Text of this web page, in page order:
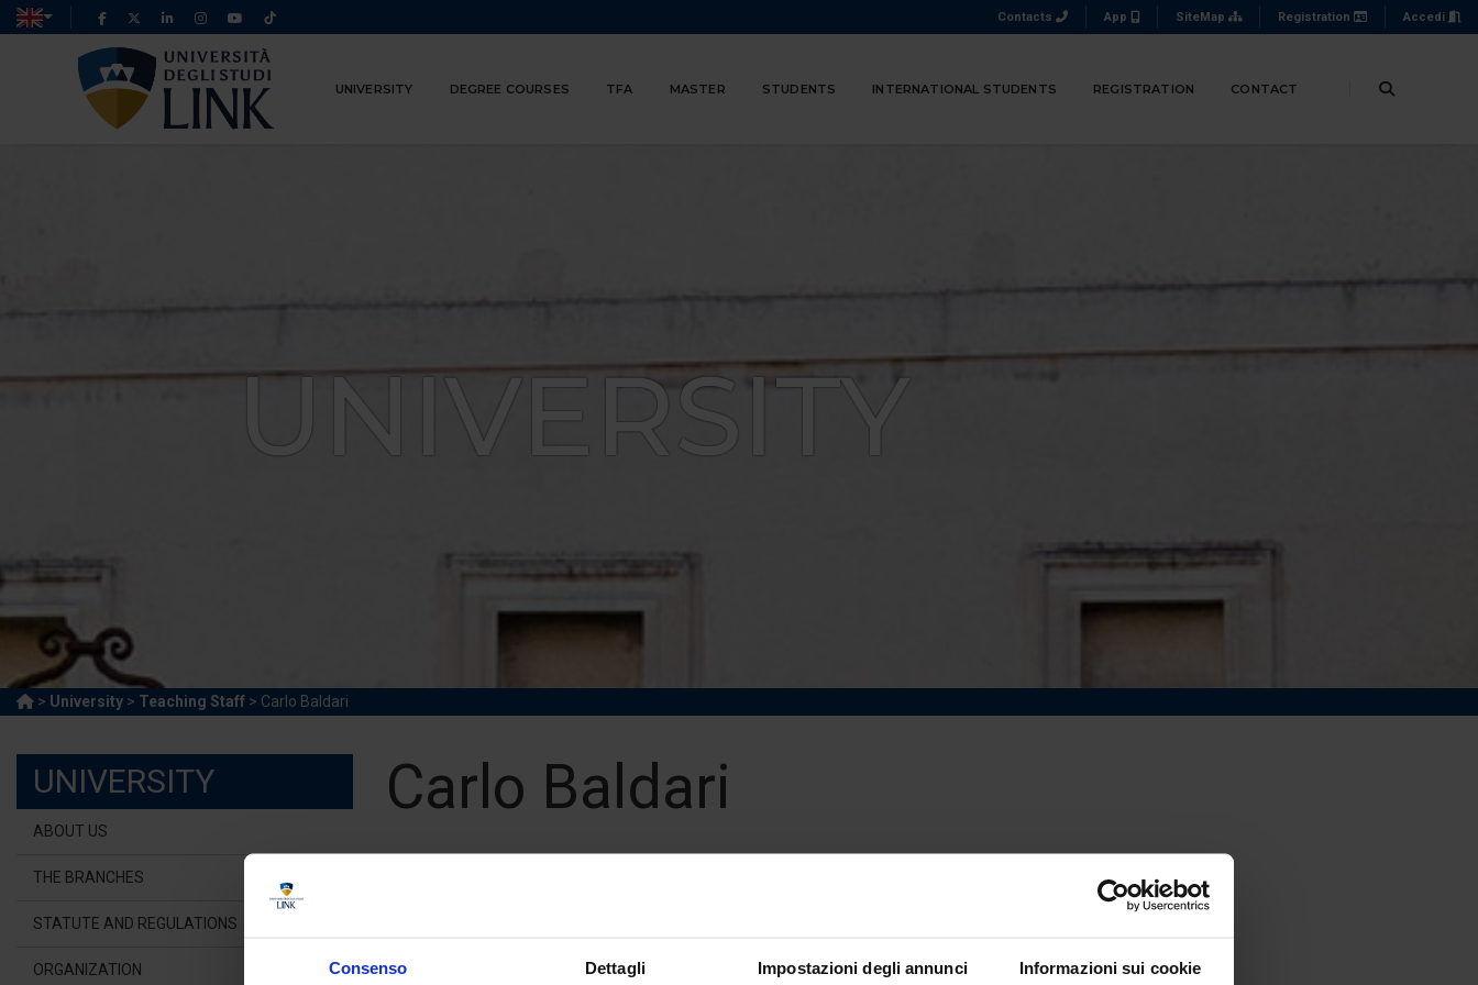
Consenso Dettagli Impostazioni degli annunci Informazioni sui cookie
Contacts App SiteMap Registration Accedi
UNIVERSITY DEGREE COURSES TFA MASTER STUDENTS INTERNATIONAL STUDENTS REGISTRATION CONTACT
UNIVERSITY
> University > Teaching Staff > Carlo Baldari
UNIVERSITY
ABOUT US
THE BRANCHES
STATUTE AND REGULATIONS
ORGANIZATION
Carlo Baldari